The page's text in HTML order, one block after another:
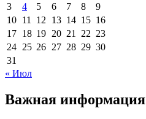
3
4 5 6 7 8
9
10 11 12 13 14 15 16
17 18 19 20 21 22 23
24 25 26 27 28 29 30
31
« Июл
Важная информация